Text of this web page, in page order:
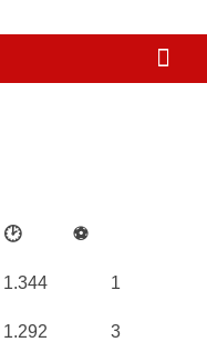
🕑 ⚽
1.344 1
1.292 3